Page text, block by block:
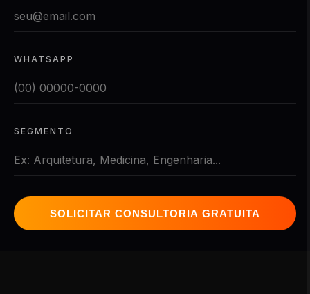
WHATSAPP
SEGMENTO
SOLICITAR CONSULTORIA GRATUITA